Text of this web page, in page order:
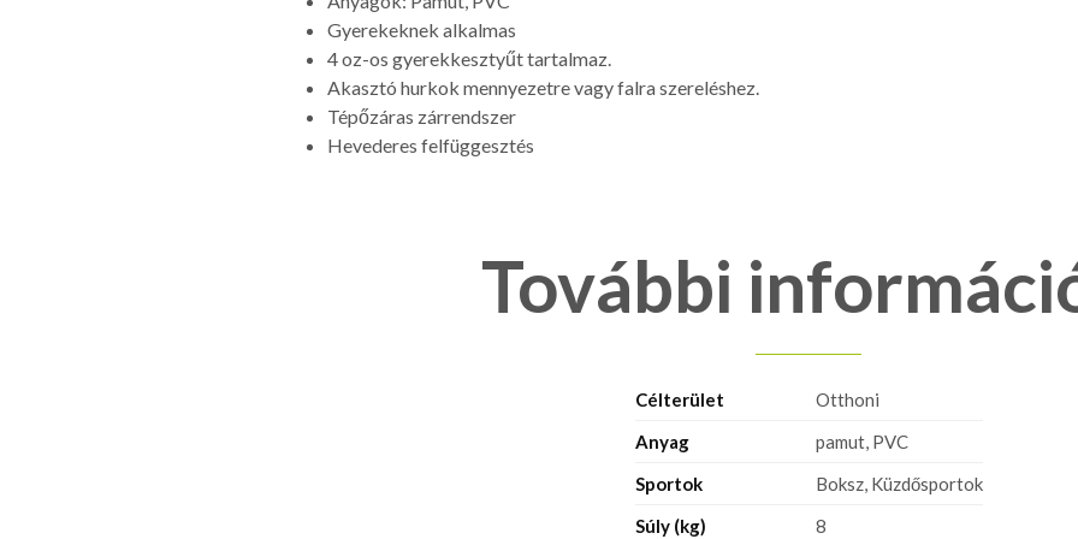
Gyerekeknek alkalmas
4 oz-os gyerekkesztyűt tartalmaz.
Akasztó hurkok mennyezetre vagy falra szereléshez.
Tépőzáras zárrendszer
Hevederes felfüggesztés
További
Célterület
Otthoni
Anyag
pamut, PVC
Sportok
Boksz, Küzdősportok
Súly (kg)
8